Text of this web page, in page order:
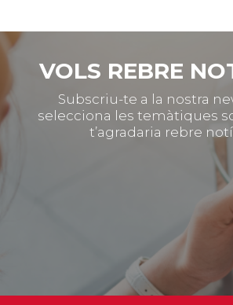
VOLS REBRE
Subscriu-te a la nostra
selecciona les temàtiques
t’agradaria rebre